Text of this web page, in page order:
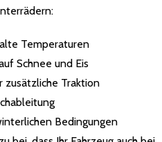
Temperaturen
Schnee und Eis
Traktion
Bedingungen